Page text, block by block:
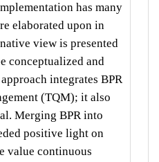
has many
elaborated upon in
view is presented
conceptualized and
integrates BPR
(TQM); it also
Merging BPR into
positive light on
value continuous